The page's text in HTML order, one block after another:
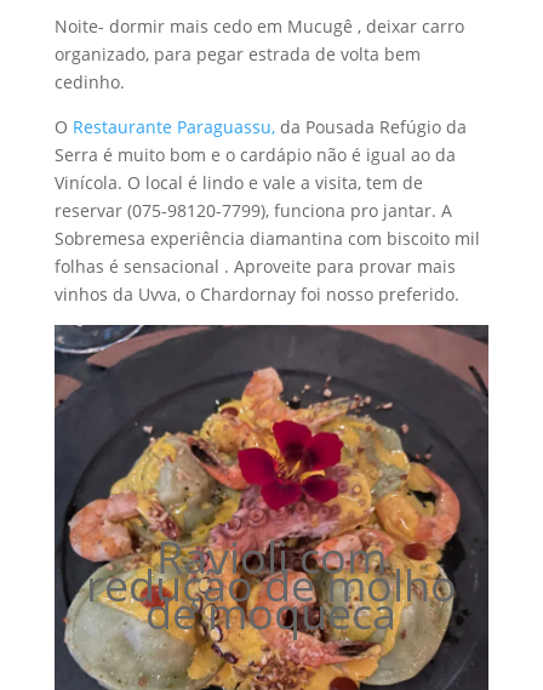
Noite- dormir mais cedo em Mucugê , deixar carro
organizado, para pegar estrada de volta bem
cedinho.
O Restaurante Paraguassu,da Pousada Refúgio da
Serra é muito bom e o cardápio não é igual ao da
Vinícola. O local é lindo e vale a visita, tem de
reservar (075-98120-7799), funciona pro jantar. A
Sobremesa experiência diamantina com biscoito mil
folhas é sensacional . Aproveite para provar mais
vinhos da Uvva, o Chardornay foi nosso preferido.
Ravioli com
redução de molho
de moqueca